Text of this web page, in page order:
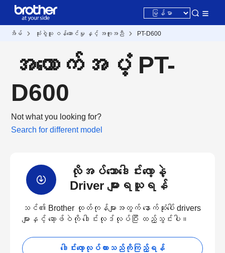
အိမ် သုံးစွဲသူ ဝန်ဆောင်မှု နှင့် အကူအညီ PT-D600
အထောက်အပံ့ PT-
D600
Not what you looking for?
Search for different model
လိုအပ်သောဒေါင်းလော့နဲ့
Driver များရယူရန်
သင်၏ Brother ထုတ်ကုန်များအတွက် နောက်ဆုံးပေါ် drivers
များနှင့် ဆော့ဖ်ဝဲကို ဒေါင်းလုဒ်လုပ်ပြီး ထည့်သွင်းပါ။
ဒေါင်းလော့လုပ်ထားသည်ကိုကြည့်ရန်